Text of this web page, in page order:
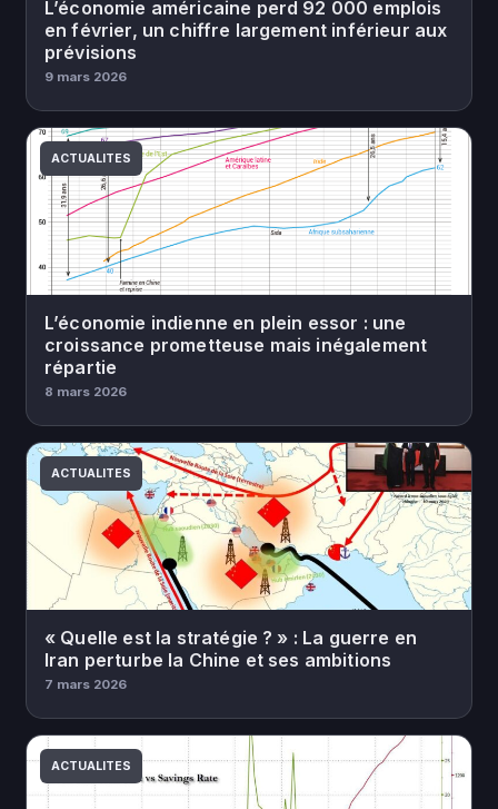
L’économie américaine perd 92 000 emplois
en février, un chiffre largement inférieur aux
prévisions
9 mars 2026
ACTUALITES
L’économie indienne en plein essor : une
croissance prometteuse mais inégalement
répartie
8 mars 2026
ACTUALITES
« Quelle est la stratégie ? » : La guerre en
Iran perturbe la Chine et ses ambitions
7 mars 2026
ACTUALITES